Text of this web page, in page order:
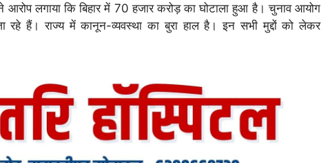
आरोप लगाया कि बिहार में 70 हजार करोड़ का घोटाला हुआ है। चुनाव आयोग
हैं। राज्य में कानून-व्यवस्था का बुरा हाल है। इन सभी मुद्दों को लेकर